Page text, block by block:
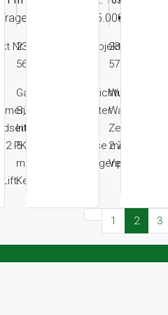
Nr.
PKW
Lift.
€ 485.000,00
2340 Mödling – Objekt Nr.
567
Gartenwohnung Richtung
Süden mit perfekter
Infrastruktur,
5 Zimmer, Terrasse mit 750
m² Garten, 3 Garagenplätze,
Keller.
2340
575
Waldrand,
Zentrum,
2 Zimmer,
1 2 3